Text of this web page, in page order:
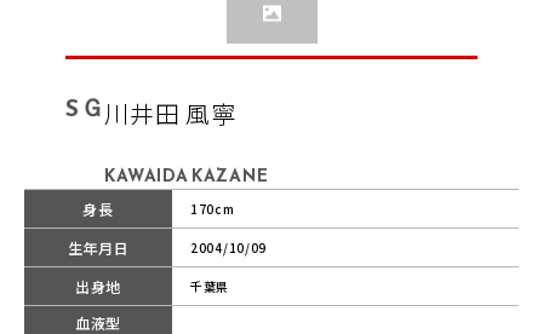
SＧ川井田 風寧
KAWAIDA KAZANE
身長 170cm
生年月日 2004/10/09
出身地 千葉県
血液型